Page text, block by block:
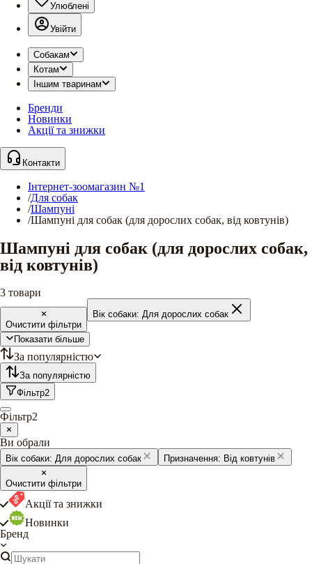
Улюблені
Увійти
Собакам
Котам
Іншим тваринам
Бренди
Новинки
Акції та знижки
Контакти
Інтернет-зоомагазин №1
/Для собак
/Шампуні
/Шампуні для собак (для дорослих собак, від ковтунів)
Шампуні для собак (для дорослих собак,
від ковтунів)
3 товари
Очистити фільтри
Вік собаки: Для дорослих собак
Показати більше
За популярністю
За популярністю
Фільтр2
Фільтр2
Ви обрали
Вік собаки: Для дорослих собак Призначення: Від ковтунів
Очистити фільтри
Акції та знижки
Новинки
Бренд